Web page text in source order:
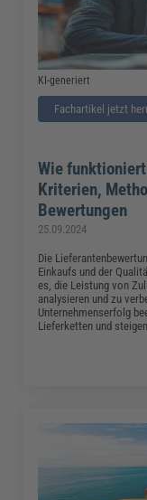
KI-generiert
Fachartikel jetzt
Wie
Kriterien,
Bewertungen
25.09.2024
Die
Einkaufs und der
es, die Leistung von
analysieren und zu
Unternehmenserfolg
Lieferketten und